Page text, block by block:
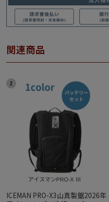
関連商品
ICEMAN PRO-X3山真製鋸2026年